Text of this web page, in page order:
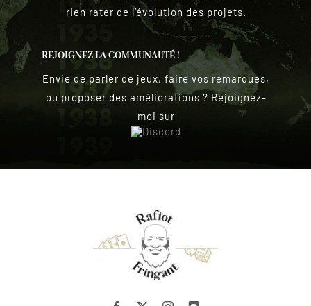
rien rater de l’évolution des projets.
REJOIGNEZ LA COMMUNAUTÉ !
Envie de parler de jeux, faire vos remarques,
ou proposer des améliorations ? Rejoignez-
moi sur